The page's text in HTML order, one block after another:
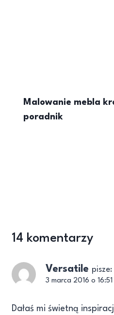
Malowanie mebla
poradnik
14 komentarzy
Versatile pisze:
3 marca 2016 o 16:51
Dałaś mi świetną